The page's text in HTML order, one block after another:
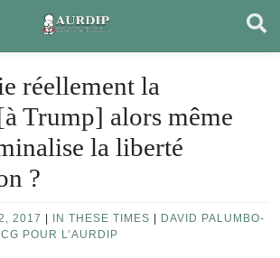
réellement la
Trump] alors même
la liberté
?
2017 IN THESE TIMES
DAVID PALUMBO-
POUR L’AURDIP